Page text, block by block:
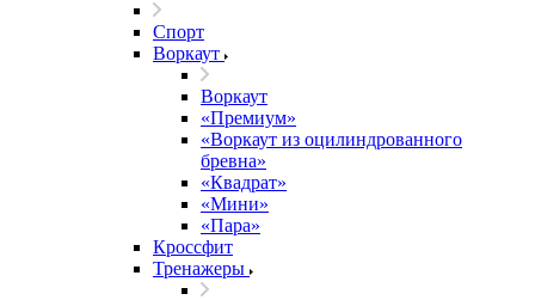
Спорт
Воркаут
Воркаут
«Премиум»
«Воркаут из оцилиндрованного
бревна»
«Квадрат»
«Мини»
«Пара»
Кроссфит
Тренажеры